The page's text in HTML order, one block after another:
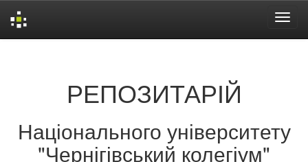
РЕПОЗИТАРІЙ
Національного університету
"Чернігівський колегіум"